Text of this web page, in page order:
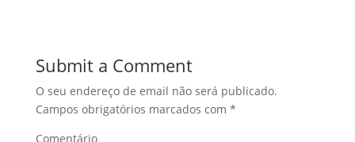
Submit a Comment
O seu endereço de email não será publicado.
Campos obrigatórios marcados com *
Comentário